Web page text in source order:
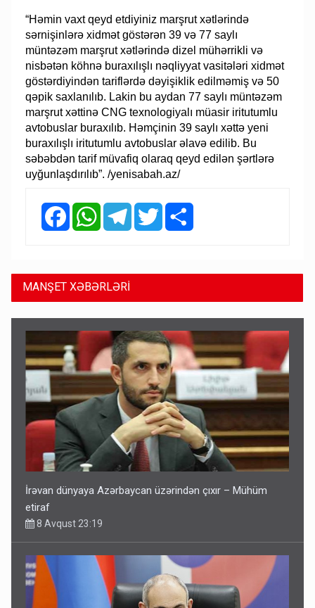
“Həmin vaxt qeyd etdiyiniz marşrut xətlərində
sərnişinlərə xidmət göstərən 39 və 77 saylı
müntəzəm marşrut xətlərində dizel mühərrikli və
nisbətən köhnə buraxılışlı nəqliyyat vasitələri xidmət
göstərdiyindən tariflərdə dəyişiklik edilməmiş və 50
qəpik saxlanılıb. Lakin bu aydan 77 saylı müntəzəm
marşrut xəttinə CNG texnologiyalı müasir iritutumlu
avtobuslar buraxılıb. Həmçinin 39 saylı xəttə yeni
buraxılışlı iritutumlu avtobuslar əlavə edilib. Bu
səbəbdən tarif müvafiq olaraq qeyd edilən şərtlərə
uyğunlaşdırılıb”. /yenisabah.az/
FacebookWhatsAppTelegramTwitter
MANŞET XƏBƏRLƏRİ
İrəvan dünyaya Azərbaycan üzərindən çıxır – Mühüm
etiraf
8 Avqust 23:19